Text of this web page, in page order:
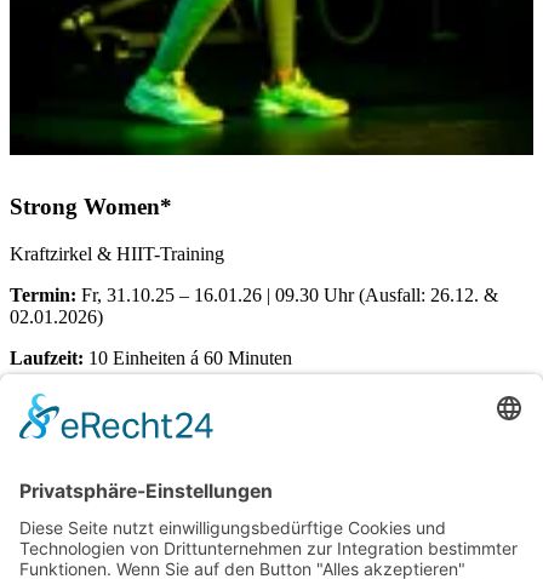
Strong Women*
Kraftzirkel & HIIT-Training
Termin: Fr, 31.10.25 – 16.01.26 | 09.30 Uhr (Ausfall: 26.12. &
02.01.2026)
Laufzeit: 10 Einheiten á 60 Minuten
Ort:
Kosten pro Teilnehmerin:
155,00
Verfügbare Plätze:
Nicht vorrätig